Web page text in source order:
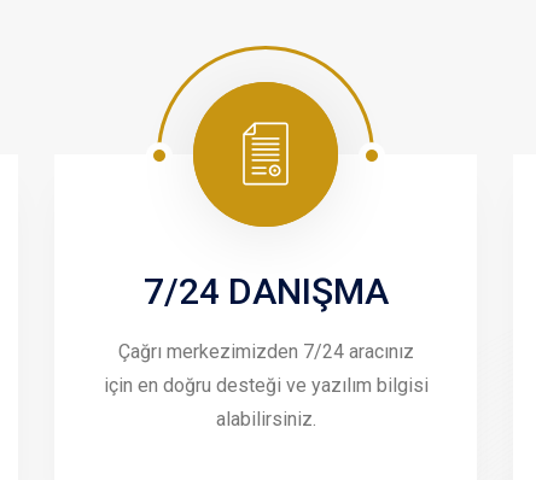
7/24 DANIŞMA
Çağrı merkezimizden 7/24 aracınız
için en doğru desteği ve yazılım bilgisi
alabilirsiniz.